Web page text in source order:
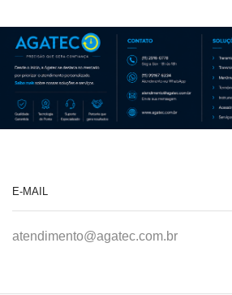
E-MAIL
atendimento@agatec.com.br